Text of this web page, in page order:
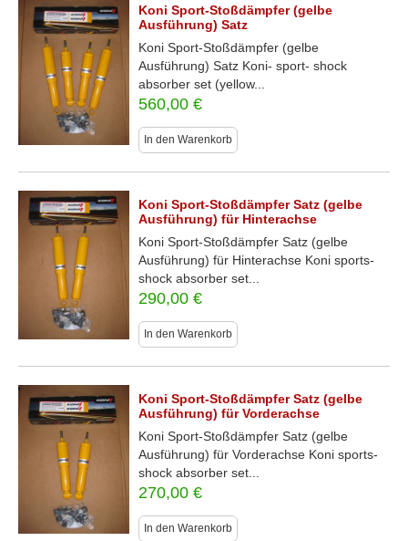
Koni Sport-Stoßdämpfer (gelbe
Ausführung) Satz
Koni Sport-Stoßdämpfer (gelbe
Ausführung) Satz Koni- sport- shock
absorber set (yellow...
560,00€
In den Warenkorb
Koni Sport-Stoßdämpfer Satz (gelbe
Ausführung) für Hinterachse
Koni Sport-Stoßdämpfer Satz (gelbe
Ausführung) für Hinterachse Koni sports-
shock absorber set...
290,00€
In den Warenkorb
Koni Sport-Stoßdämpfer Satz (gelbe
Ausführung) für Vorderachse
Koni Sport-Stoßdämpfer Satz (gelbe
Ausführung) für Vorderachse Koni sports-
shock absorber set...
270,00€
In den Warenkorb